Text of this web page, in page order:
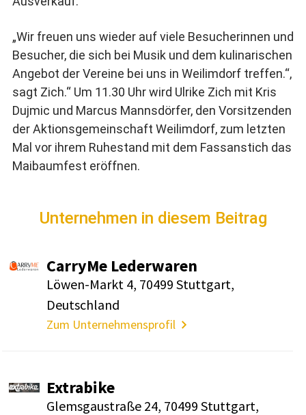
„Wir freuen uns wieder auf viele Besucherinnen und
Besucher, die sich bei Musik und dem kulinarischen
Angebot der Vereine bei uns in Weilimdorf treffen.“,
sagt Zich.“ Um 11.30 Uhr wird Ulrike Zich mit Kris
Dujmic und Marcus Mannsdörfer, den Vorsitzenden
der Aktionsgemeinschaft Weilimdorf, zum letzten
Mal vor ihrem Ruhestand mit dem Fassanstich das
Maibaumfest eröffnen.
Unternehmen in diesem Beitrag
CarryMe Leder­waren
Löwen-Markt 4, 70499 Stutt­gart,
Deutsch­land
Zum Unternehmensprofil
Extra­bike
Glems­gau­straße 24, 70499 Stutt­gart,